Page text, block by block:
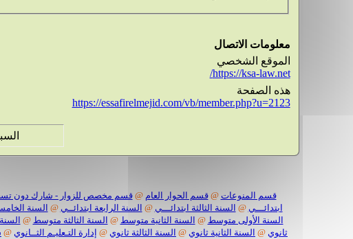
معلومات الاتصال
الموقع الشخصي
https://ksa-law.net/
هذه الصفحة
https://essafirelmejid.com/vb/member.php?u=2123
السبت 8 من اغسطس 2026 ,
قسم المنوعات @قسم الحوار العام @قسم مخصص للزوار - شارك دون
ابتدائـــي @ السنة الثالثة ابتدائـــي @ السنة الرابعة ابتدائــي @ السنة
السنة الأولى متوسط @ السنة الثانية متوسط @ السنة الثالثة متوسط @
ثانوي @ السنة الثانية ثانوي @ السنة الثالثة ثانوي @ إدارة التـعليـم الثــانوي @